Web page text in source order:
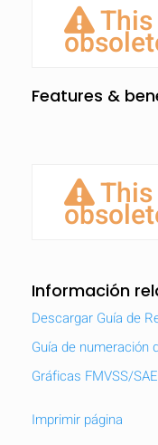
Features &
Información
Descargar Guía de
Guía de numeración
Gráficas FMVSS/SAE
Imprimir página